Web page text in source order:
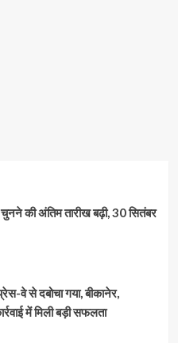
की अंतिम तारीख बढ़ी, 30 सितंबर
वे से दबोचा गया, बीकानेर,
में मिली बड़ी सफलता